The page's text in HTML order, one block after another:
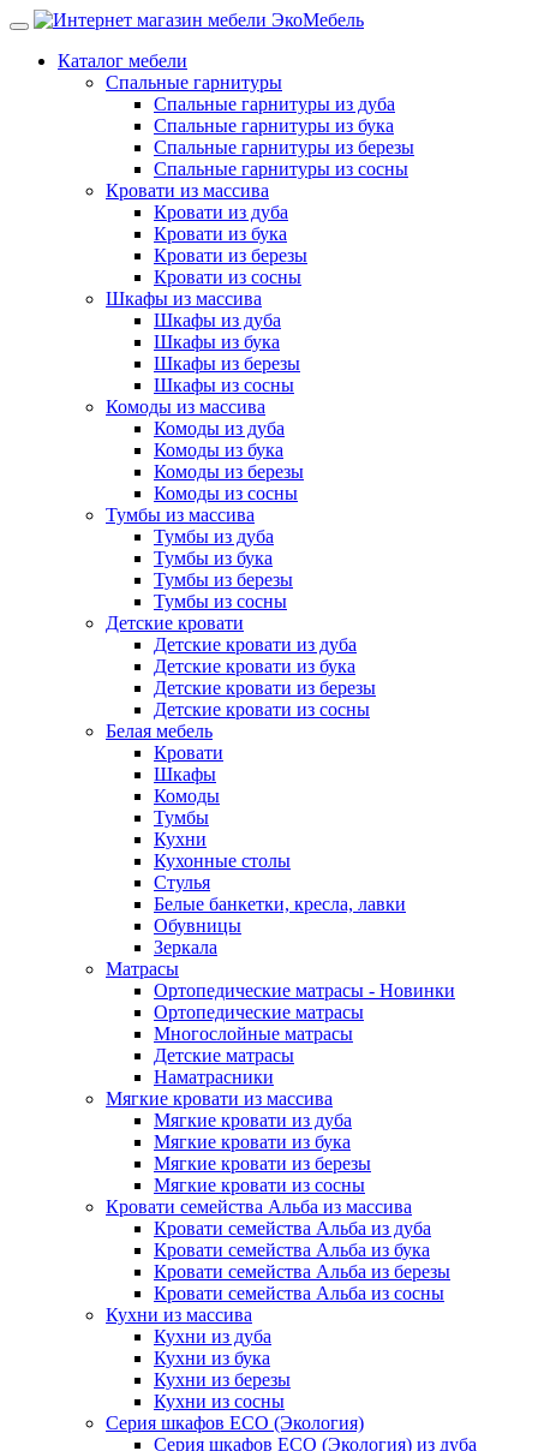
Каталог мебели
Спальные гарнитуры
Спальные гарнитуры из дуба
Спальные гарнитуры из бука
Спальные гарнитуры из березы
Спальные гарнитуры из сосны
Кровати из массива
Кровати из дуба
Кровати из бука
Кровати из березы
Кровати из сосны
Шкафы из массива
Шкафы из дуба
Шкафы из бука
Шкафы из березы
Шкафы из сосны
Комоды из массива
Комоды из дуба
Комоды из бука
Комоды из березы
Комоды из сосны
Тумбы из массива
Тумбы из дуба
Тумбы из бука
Тумбы из березы
Тумбы из сосны
Детские кровати
Детские кровати из дуба
Детские кровати из бука
Детские кровати из березы
Детские кровати из сосны
Белая мебель
Кровати
Шкафы
Комоды
Тумбы
Кухни
Кухонные столы
Стулья
Белые банкетки, кресла, лавки
Обувницы
Зеркала
Матрасы
Ортопедические матрасы - Новинки
Ортопедические матрасы
Многослойные матрасы
Детские матрасы
Наматрасники
Мягкие кровати из массива
Мягкие кровати из дуба
Мягкие кровати из бука
Мягкие кровати из березы
Мягкие кровати из сосны
Кровати семейства Альба из массива
Кровати семейства Альба из дуба
Кровати семейства Альба из бука
Кровати семейства Альба из березы
Кровати семейства Альба из сосны
Кухни из массива
Кухни из дуба
Кухни из бука
Кухни из березы
Кухни из сосны
Серия шкафов ECO (Экология)
Серия шкафов ECO (Экология) из дуба